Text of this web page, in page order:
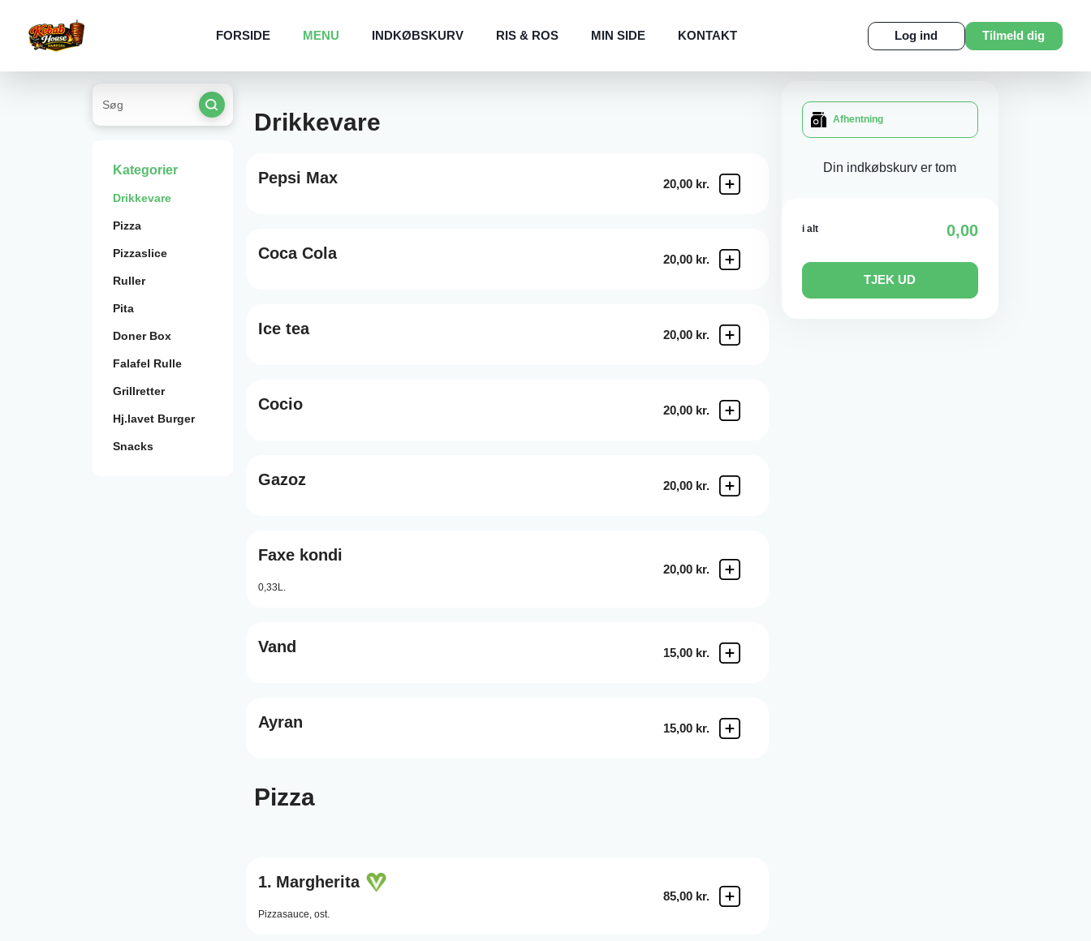
FORSIDE MENU INDKØBSKURV RIS & ROS MIN SIDE KONTAKT Log ind Tilmeld dig
Kategorier
Drikkevare
Pizza
Pizzaslice
Ruller
Pita
Doner Box
Falafel Rulle
Grillretter
Hj.lavet Burger
Snacks
Drikkevare
Pepsi Max 20,00 kr.
Coca Cola 20,00 kr.
Ice tea 20,00 kr.
Cocio 20,00 kr.
Gazoz 20,00 kr.
Faxe kondi
0,33L.
20,00 kr.
Vand 15,00 kr.
Ayran 15,00 kr.
Pizza
1. Margherita
Pizzasauce, ost.
85,00 kr.
Afhentning
Din indkøbskurv er tom
i alt 0,00
TJEK UD